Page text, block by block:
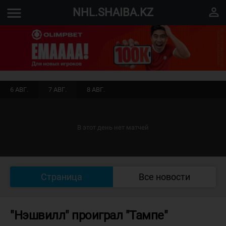
menu NHL.SHAIBA.KZ perm_identity
6 АВГ. 7 АВГ. 8 АВГ.
В этот день нет матчей
Страница Все новости
"Нэшвилл" проиграл "Тампе"